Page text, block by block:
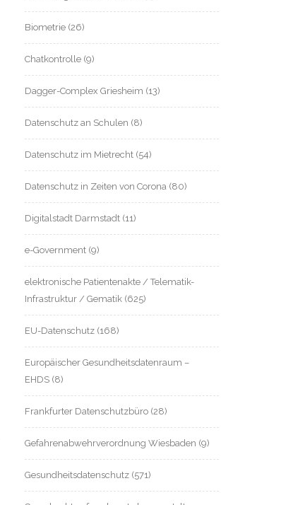
Biometrie (26)
Chatkontrolle (9)
Dagger-Complex Griesheim (13)
Datenschutz an Schulen (8)
Datenschutz im Mietrecht (54)
Datenschutz in Zeiten von Corona (80)
Digitalstadt Darmstadt (11)
e-Government (9)
elektronische Patientenakte / Telematik-
Infrastruktur / Gematik (625)
EU-Datenschutz (168)
Europäischer Gesundheitsdatenraum –
EHDS (8)
Frankfurter Datenschutzbüro (28)
Gefahrenabwehrverordnung Wiesbaden (9)
Gesundheitsdatenschutz (571)